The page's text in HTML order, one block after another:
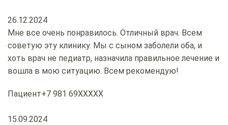
26.12.2024
Мне все очень понравилось. Отличный врач. Всем
советую эту клинику. Мы с сыном заболели оба, и
хоть врач не педиатр, назначила правильное лечение и
вошла в мою ситуацию. Всем рекомендую!
Пациент+7 981 69XXXXX
15.09.2024